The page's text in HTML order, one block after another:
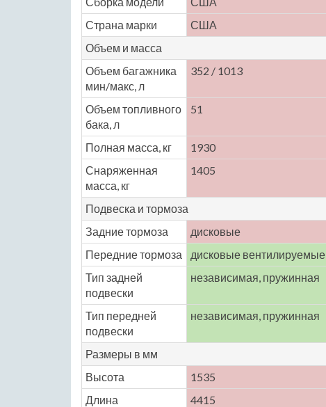
Страна марки
США
Объем и масса
Объем багажника
мин/макс, л
352 / 1013
Объем топливного
бака, л
51
Полная масса, кг 1930
Снаряженная
масса, кг
1405
Подвеска и тормоза
Задние тормоза
дисковые
Передние тормоза
дисковые вентилируемые
Тип задней
подвески
независимая, пружинная
Тип передней
подвески
независимая, пружинная
Размеры в мм
Высота
1535
Длина
4415